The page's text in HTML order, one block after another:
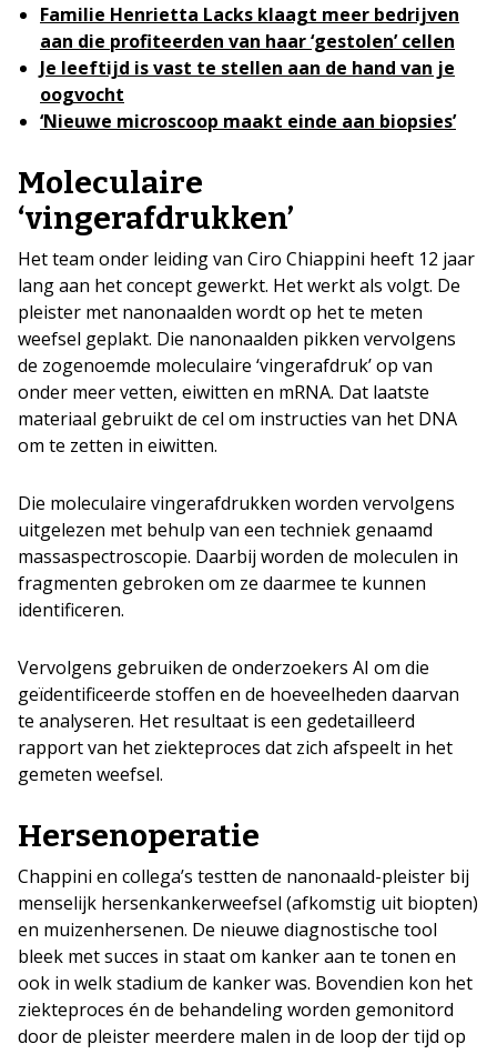
Familie Henrietta Lacks klaagt meer bedrijven
aan die profiteerden van haar ‘gestolen’ cellen
Je leeftijd is vast te stellen aan de hand van je
oogvocht
‘Nieuwe microscoop maakt einde aan biopsies’
Moleculaire
‘vingerafdrukken’
Het team onder leiding van Ciro Chiappini heeft 12 jaar
lang aan het concept gewerkt. Het werkt als volgt. De
pleister met nanonaalden wordt op het te meten
weefsel geplakt. Die nanonaalden pikken vervolgens
de zogenoemde moleculaire ‘vingerafdruk’ op van
onder meer vetten, eiwitten en mRNA. Dat laatste
materiaal gebruikt de cel om instructies van het DNA
om te zetten in eiwitten.
Die moleculaire vingerafdrukken worden vervolgens
uitgelezen met behulp van een techniek genaamd
massaspectroscopie. Daarbij worden de moleculen in
fragmenten gebroken om ze daarmee te kunnen
identificeren.
Vervolgens gebruiken de onderzoekers AI om die
geïdentificeerde stoffen en de hoeveelheden daarvan
te analyseren. Het resultaat is een gedetailleerd
rapport van het ziekteproces dat zich afspeelt in het
gemeten weefsel.
Hersenoperatie
Chappini en collega’s testten de nanonaald-pleister bij
menselijk hersenkankerweefsel (afkomstig uit biopten)
en muizenhersenen. De nieuwe diagnostische tool
bleek met succes in staat om kanker aan te tonen en
ook in welk stadium de kanker was. Bovendien kon het
ziekteproces én de behandeling worden gemonitord
door de pleister meerdere malen in de loop der tijd op